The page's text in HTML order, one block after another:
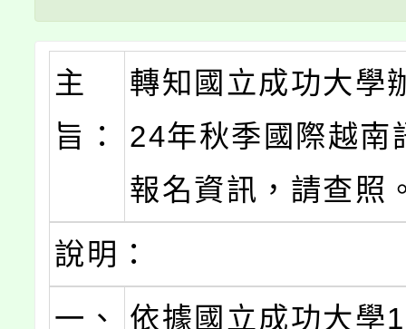
主
旨：
轉知國立成功大學
24年秋季國際越南
報名資訊，請查照
說明：
一、
依據國立成功大學